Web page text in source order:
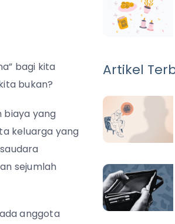
bagi kita
bukan?
biaya yang
keluarga yang
sejumlah
anggota
Artikel